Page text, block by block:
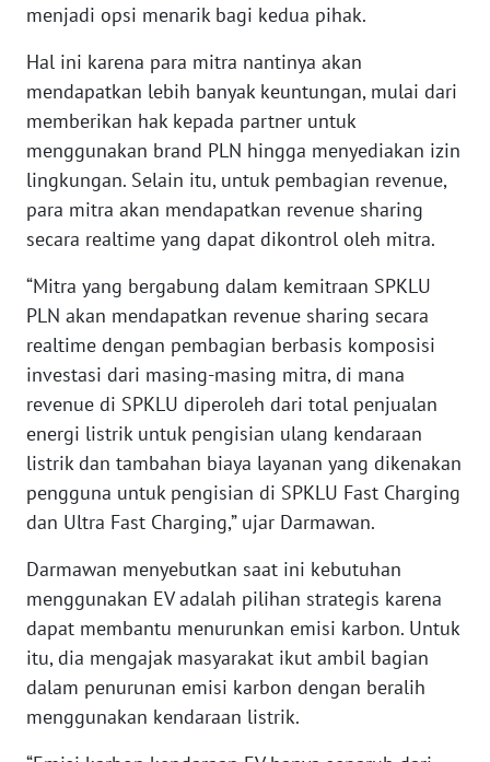
menjadi opsi menarik bagi kedua pihak.
Hal ini karena para mitra nantinya akan
mendapatkan lebih banyak keuntungan, mulai dari
memberikan hak kepada partner untuk
menggunakan brand PLN hingga menyediakan izin
lingkungan. Selain itu, untuk pembagian revenue,
para mitra akan mendapatkan revenue sharing
secara realtime yang dapat dikontrol oleh mitra.
“Mitra yang bergabung dalam kemitraan SPKLU
PLN akan mendapatkan revenue sharing secara
realtime dengan pembagian berbasis komposisi
investasi dari masing-masing mitra, di mana
revenue di SPKLU diperoleh dari total penjualan
energi listrik untuk pengisian ulang kendaraan
listrik dan tambahan biaya layanan yang dikenakan
pengguna untuk pengisian di SPKLU Fast Charging
dan Ultra Fast Charging,” ujar Darmawan.
Darmawan menyebutkan saat ini kebutuhan
menggunakan EV adalah pilihan strategis karena
dapat membantu menurunkan emisi karbon. Untuk
itu, dia mengajak masyarakat ikut ambil bagian
dalam penurunan emisi karbon dengan beralih
menggunakan kendaraan listrik.
BENGKULU
WN
LAMPUNG
WN
WN
NUSANTARA
WN
WN
JATIM
WN
WN
KALBAR
WN
KALTENG